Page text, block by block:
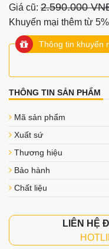
Giá cũ: 2.590.000
Khuyến mại thêm từ
Thông tin khuyến
THÔNG TIN SẢN PHẨM
Mã sản phẩm
Xuất sứ
Thương hiệu
Bảo hành
Chất liệu
LIÊN HỆ